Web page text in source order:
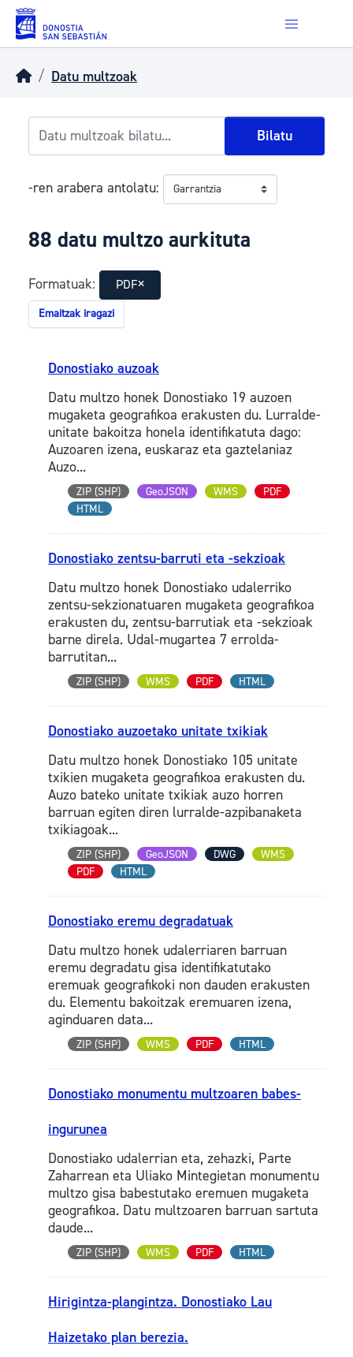
Skip to main content
Datu multzoak
Bilatu
-ren arabera antolatu
88 datu multzo aurkituta
Formatuak: PDF
Emaitzak iragazi
Donostiako auzoak
Datu multzo honek Donostiako 19 auzoen
mugaketa geografikoa erakusten du. Lurralde-
unitate bakoitza honela identifikatuta dago:
Auzoaren izena, euskaraz eta gaztelaniaz
Auzo...
ZIP (SHP) GeoJSON WMS
PDF
HTML
Donostiako zentsu-barruti eta -sekzioak
Datu multzo honek Donostiako udalerriko
zentsu-sekzionatuaren mugaketa geografikoa
erakusten du, zentsu-barrutiak eta -sekzioak
barne direla. Udal-mugartea 7 errolda-
barrutitan...
ZIP (SHP) WMS PDF HTML
Donostiako auzoetako unitate txikiak
Datu multzo honek Donostiako 105 unitate
txikien mugaketa geografikoa erakusten du.
Auzo bateko unitate txikiak auzo horren
barruan egiten diren lurralde-azpibanaketa
txikiagoak...
ZIP (SHP) GeoJSON DWG
WMS
PDF
HTML
Donostiako eremu degradatuak
Datu multzo honek udalerriaren barruan
eremu degradatu gisa identifikatutako
eremuak geografikoki non dauden erakusten
du. Elementu bakoitzak eremuaren izena,
aginduaren data...
ZIP (SHP) WMS PDF HTML
Donostiako monumentu multzoaren babes-
ingurunea
Donostiako udalerrian eta, zehazki, Parte
Zaharrean eta Uliako Mintegietan monumentu
multzo gisa babestutako eremuen mugaketa
geografikoa. Datu multzoaren barruan sartuta
daude...
ZIP (SHP) WMS PDF HTML
Hirigintza-plangintza. Donostiako Lau
Haizetako plan berezia.